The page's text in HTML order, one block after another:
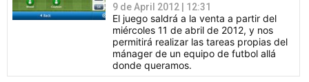
9 de April 2012 | 12:31
El juego saldrá a la venta a partir del
miércoles 11 de abril de 2012, y nos
permitirá realizar las tareas propias del
mánager de un equipo de futbol allá
donde queramos.